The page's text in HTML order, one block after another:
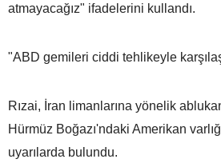
atmayacağız" ifadelerini kullandı.
"ABD gemileri ciddi tehlikeyle
Rızai, İran limanlarına yönelik
Hürmüz Boğazı'ndaki Amerikan
uyarılarda bulundu.